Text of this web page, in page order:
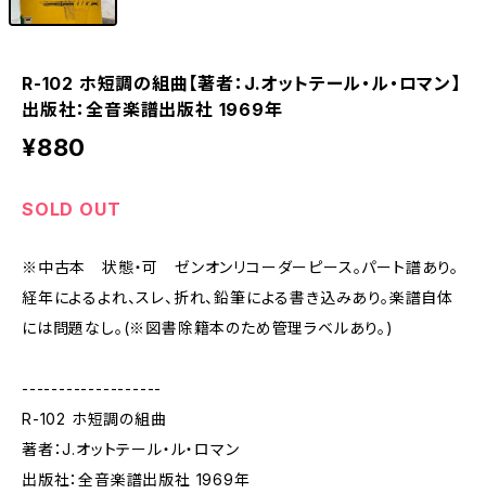
R-102 ホ短調の組曲【著者：J.オットテール・ル・ロマン】
出版社：全音楽譜出版社 1969年
¥880
SOLD OUT
※中古本 状態・可 ゼンオンリコーダーピース。パート譜あり。
経年によるよれ、スレ、折れ、鉛筆による書き込みあり。楽譜自体
には問題なし。(※図書除籍本のため管理ラベルあり。)
-------------------
R-102 ホ短調の組曲
著者：J.オットテール・ル・ロマン
出版社：全音楽譜出版社 1969年